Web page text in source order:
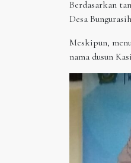
Berdasarkan
Desa
Meskipun,
nama dusun